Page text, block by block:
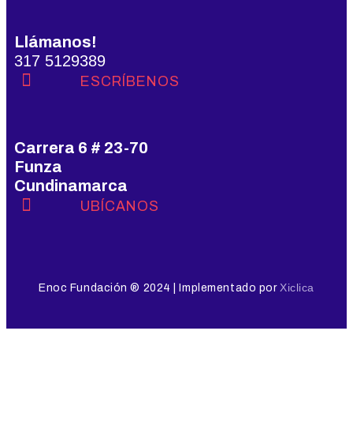
Llámanos!
317 5129389
ESCRÍBENOS
Carrera 6 # 23-70
Funza
Cundinamarca
UBÍCANOS
Enoc Fundación ® 2024 | Implementado porXiclica